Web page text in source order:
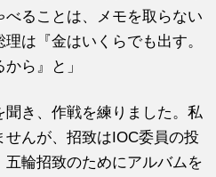
ることは、メモを取らない
は『金はいくらでも出す。
ら』と」
聞き、作戦を練りました。私
んが、招致はIOC委員の投
輪招致のためにアルバムを